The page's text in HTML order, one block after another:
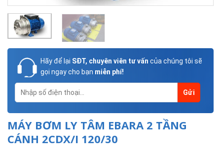
Hãy để lại SĐT, chuyên viên tư vấn của chúng tôi sẽ
gọi ngay cho bạn miễn phí!
MÁY BƠM LY TÂM EBARA 2 TẦNG
CÁNH 2CDX/I 120/30